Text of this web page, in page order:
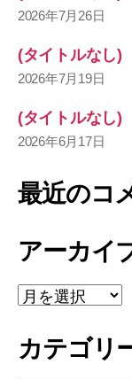
2026年7月26日
(タイトルなし)
2026年7月19日
(タイトルなし)
2026年6月17日
最近のコ
アーカイ
ア
ー
イ
カテゴリ